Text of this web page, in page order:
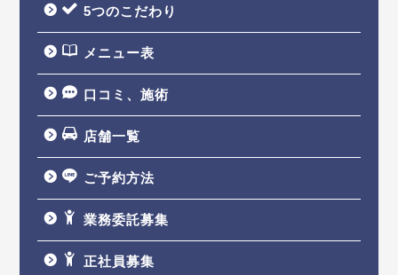
5つのこだわり
メニュー表
口コミ、施術
店舗一覧
ご予約方法
業務委託募集
正社員募集